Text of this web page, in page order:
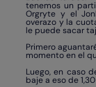
tenemos un
Orgryte y el
overazo y la
le puede sacar
Primero
momento en el
Luego, en caso
baje a eso de